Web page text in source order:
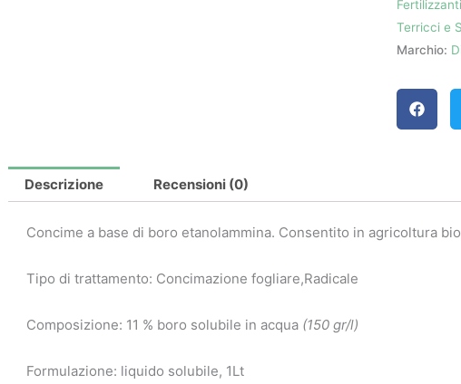
Terricci e
Marchio:
Descrizione Recensioni (0)
Concime a base di boro etanolammina. Consentito in agricoltura
Tipo di trattamento: Concimazione fogliare,Radicale
Composizione: 11 % boro solubile in acqua (150 gr/l)
Formulazione: liquido solubile, 1Lt